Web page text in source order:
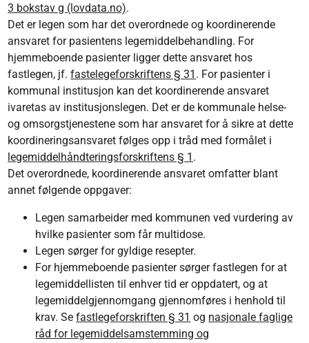
3 bokstav g (lovdata.no).
Det er legen som har det overordnede og koordinerende
ansvaret for pasientens legemiddelbehandling. For
hjemmeboende pasienter ligger dette ansvaret hos
fastlegen, jf.fastelegeforskriftens § 31 . For pasienter i
kommunal institusjon kan det koordinerende ansvaret
ivaretas av institusjonslegen. Det er de kommunale helse-
og omsorgstjenestene som har ansvaret for å sikre at dette
koordineringsansvaret følges opp i tråd med formålet i
legemiddelhåndteringsforskriftens § 1 .
Det overordnede, koordinerende ansvaret omfatter blant
annet følgende oppgaver:
Legen samarbeider med kommunen ved vurdering av
hvilke pasienter som får multidose.
Legen sørger for gyldige resepter.
For hjemmeboende pasienter sørger fastlegen for at
legemiddellisten til enhver tid er oppdatert, og at
legemiddelgjennomgang gjennomføres i henhold til
krav. Sefastlegeforskriften § 31 og nasjonale faglige
råd for legemiddelsamstemming og